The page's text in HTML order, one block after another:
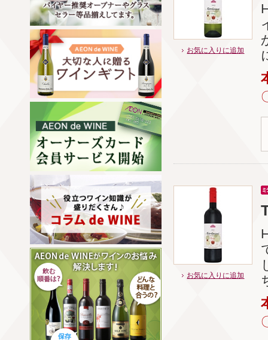
お気に入りに追加
お気に入りに追加